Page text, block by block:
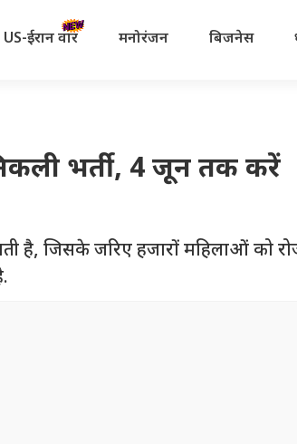
US-ईरान वॉर मनोरंजन बिजनेस
भर्ती, 4 जून तक करें
है, जिसके जरिए हजारों महिलाओं को